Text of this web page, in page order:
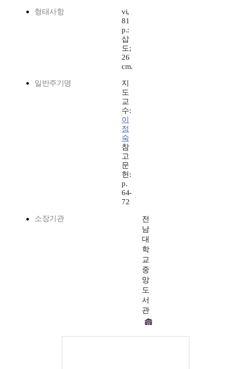
형태사항
vi,
81
p.:
삽
도;
26
cm.
일반주기명
지
도
교
수:
이
정
숙
참
고
문
헌:
p.
64-
72
소장기관
전
남
대
학
교
중
앙
도
서
관